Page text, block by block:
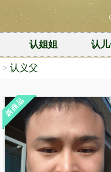
认姐姐 认
> 认义父